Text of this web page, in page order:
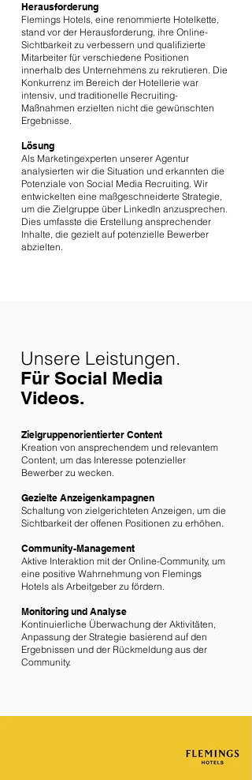
Herausforderung
Flemings Hotels, eine renommierte Hotelkette,
stand vor der Herausforderung, ihre Online-
Sichtbarkeit zu verbessern und qualifizierte
Mitarbeiter für verschiedene Positionen
innerhalb des Unternehmens zu rekrutieren. Die
Konkurrenz im Bereich der Hotellerie war
intensiv, und traditionelle Recruiting-
Maßnahmen erzielten nicht die gewünschten
Ergebnisse.
Lösung
Als Marketingexperten unserer Agentur
analysierten wir die Situation und erkannten die
Potenziale von Social Media Recruiting. Wir
entwickelten eine maßgeschneiderte Strategie,
um die Zielgruppe über LinkedIn anzusprechen.
Dies umfasste die Erstellung ansprechender
Inhalte, die gezielt auf potenzielle Bewerber
abzielten.
Unsere Leistungen.
Für Social Media
Videos.
Zielgruppenorientierter Content
Kreation von ansprechendem und relevantem
Content, um das Interesse potenzieller
Bewerber zu wecken.
Gezielte Anzeigenkampagnen
Schaltung von zielgerichteten Anzeigen, um die
Sichtbarkeit der offenen Positionen zu erhöhen.
Community-Management
Aktive Interaktion mit der Online-Community, um
eine positive Wahrnehmung von Flemings
Hotels als Arbeitgeber zu fördern.
Monitoring und Analyse
Kontinuierliche Überwachung der Aktivitäten,
Anpassung der Strategie basierend auf den
Ergebnissen und der Rückmeldung aus der
Community.